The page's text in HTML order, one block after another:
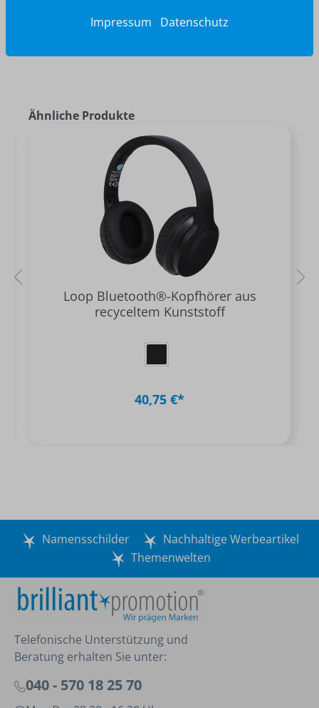
Ähnliche Produkte
Loop Bluetooth®-Kopfhörer aus
recyceltem Kunststoff
40,75 €*
Namensschilder
Nachhaltige Werbeartikel
Themenwelten
Telefonische Unterstützung und
Beratung erhalten Sie unter:
040 - 570 18 25 70
Impressum Datenschutz